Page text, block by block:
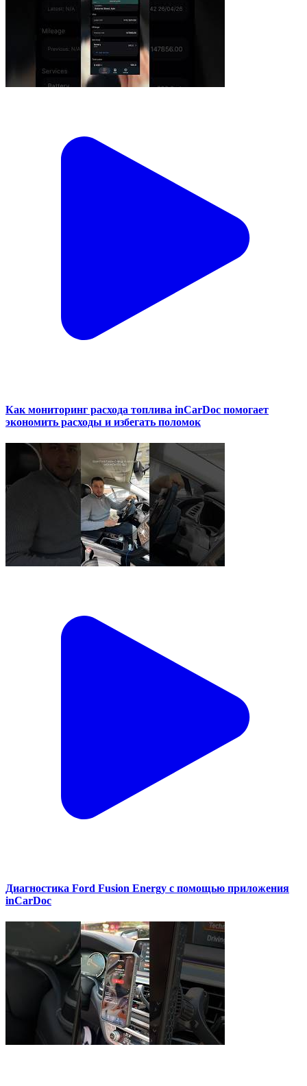
Как мониторинг расхода топлива inCarDoc помогает
экономить расходы и избегать поломок
Диагностика Ford Fusion Energy с помощью приложения
inCarDoc